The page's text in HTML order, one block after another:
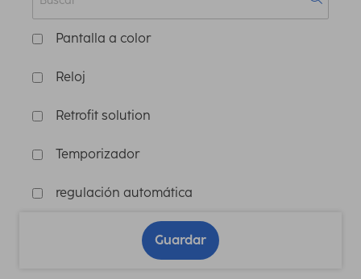
Pantalla a color
Reloj
Retrofit solution
Temporizador
regulación automática
Guardar